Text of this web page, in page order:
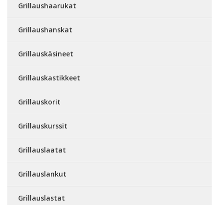
Grillaushaarukat
Grillaushanskat
Grillauskäsineet
Grillauskastikkeet
Grillauskorit
Grillauskurssit
Grillauslaatat
Grillauslankut
Grillauslastat